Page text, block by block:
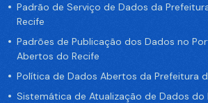
Padrão de Serviço de Dados da
Recife
Padrões de Publicação dos Dados no
Abertos do Recife
Política de Dados Abertos da Prefeitura
Sistemática de Atualização de Dados do